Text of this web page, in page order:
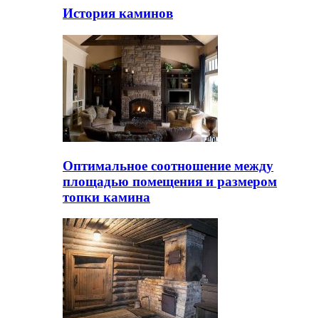
История каминов
Оптимальное соотношение между
площадью помещения и размером
топки камина